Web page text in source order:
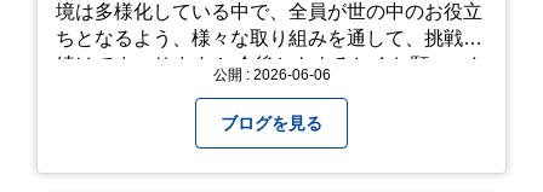
境は多様化している中で、全員が世の中のお役立
ちとなるよう、様々な取り組みを通して、挑戦を
続けてまいります！ 今後ともよろしくお願いいた公開 : 2026-06-06
ブログを見る